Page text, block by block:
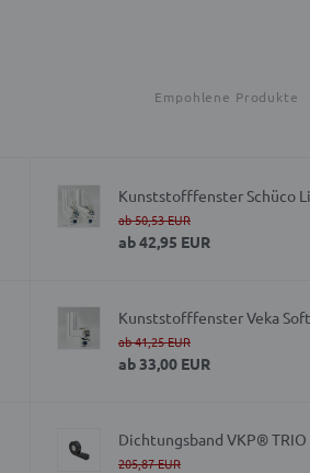
Empohlene Produkte
Kunststofffenster Schüco
ab50,53 EUR
ab42,95 EUR
Kunststofffenster Veka
ab41,25 EUR
ab33,00 EUR
Dichtungsband VKP®
205,87 EUR